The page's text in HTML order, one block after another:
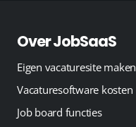
Over JobSaaS
Eigen vacaturesite maken
Vacaturesoftware kosten
Job board functies